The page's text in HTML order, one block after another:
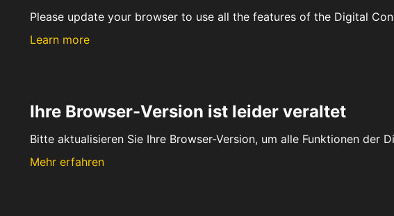
Please update your browser to use all the features of the Digital
Learn more
Ihre Browser-Version ist leider veraltet
Bitte aktualisieren Sie Ihre Browser-Version, um alle Funktionen der
Mehr erfahren